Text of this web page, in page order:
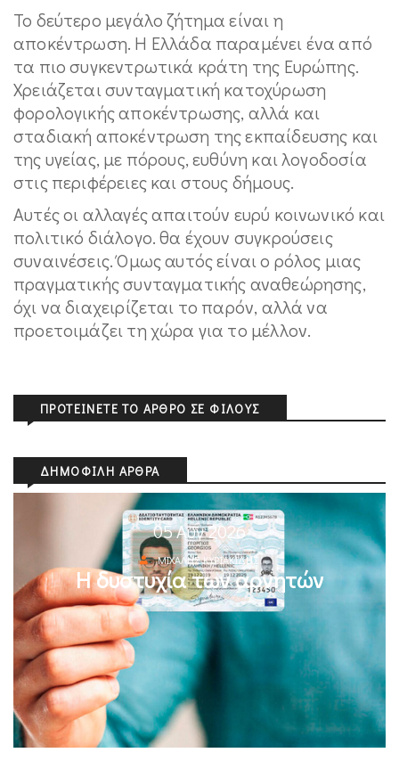
Το δεύτερο μεγάλο ζήτημα είναι η
αποκέντρωση. Η Ελλάδα παραμένει ένα από
τα πιο συγκεντρωτικά κράτη της Ευρώπης.
Χρειάζεται συνταγματική κατοχύρωση
φορολογικής αποκέντρωσης, αλλά και
σταδιακή αποκέντρωση της εκπαίδευσης και
της υγείας, με πόρους, ευθύνη και λογοδοσία
στις περιφέρειες και στους δήμους.
Αυτές οι αλλαγές απαιτούν ευρύ κοινωνικό και
πολιτικό διάλογο. θα έχουν συγκρούσεις
συναινέσεις. Όμως αυτός είναι ο ρόλος μιας
πραγματικής συνταγματικής αναθεώρησης,
όχι να διαχειρίζεται το παρόν, αλλά να
προετοιμάζει τη χώρα για το μέλλον.
ΠΡΟΤΕΊΝΕΤΕ ΤΟ ΆΡΘΡΟ ΣΕ ΦΊΛΟΥΣ
ΔΗΜΟΦΙΛΉ ΆΡΘΡΑ
05 Αυγ 2026
ΜΙΧΆΛΗΣ ΚΥΡΙΑΚΊΔΗΣ
Η δυστυχία των αρνητών